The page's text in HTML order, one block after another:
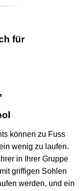
für
können zu Fuss
wenig zu laufen.
in Ihrer Gruppe
griffigen Sohlen
werden, und ein